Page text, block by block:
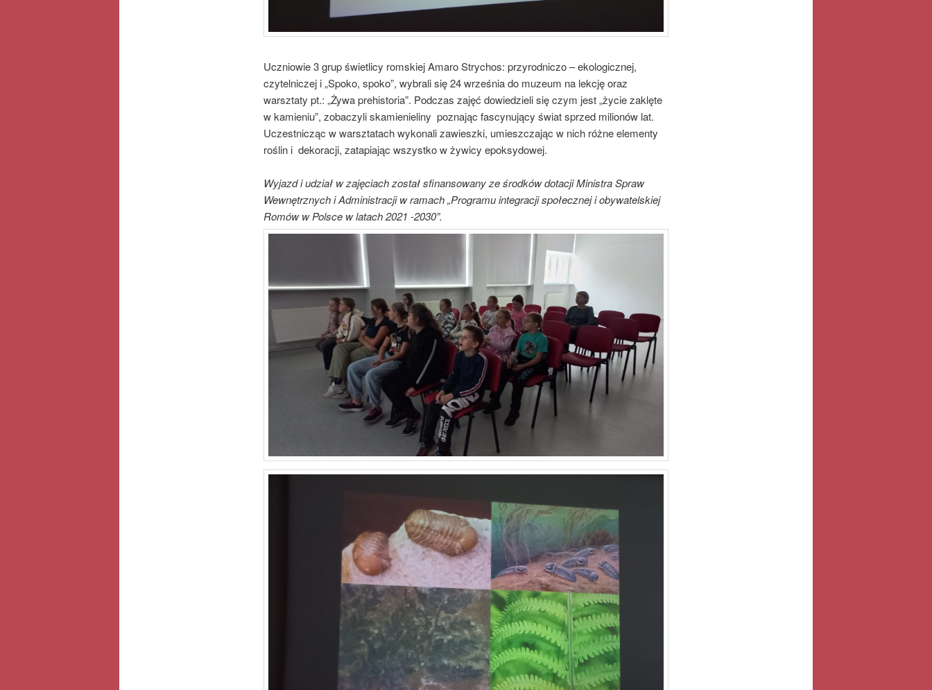
Uczniowie 3 grup świetlicy romskiej Amaro Strychos: przyrodniczo – ekologicznej,
czytelniczej i „Spoko, spoko”, wybrali się 24 września do muzeum na lekcję oraz
warsztaty pt.: „Żywa prehistoria”. Podczas zajęć dowiedzieli się czym jest „życie zaklęte
w kamieniu”, zobaczyli skamienieliny poznając fascynujący świat sprzed milionów lat.
Uczestnicząc w warsztatach wykonali zawieszki, umieszczając w nich różne elementy
roślin i dekoracji, zatapiając wszystko w żywicy epoksydowej.
Wyjazd i udział w zajęciach został sfinansowany ze środków dotacji Ministra Spraw
Wewnętrznych i Administracji w ramach „Programu integracji społecznej i obywatelskiej
Romów w Polsce w latach 2021 -2030”.